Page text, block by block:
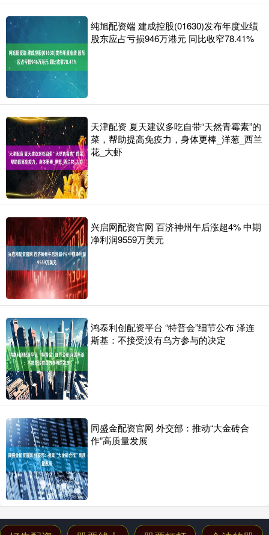
纯旭配资端 建成控股(01630)发布年度业绩
股东应占亏损946万港元 同比收窄78.41%
天津配资 夏天建议多吃自带“天然青霉素”的
菜，帮助提高免疫力，身体更棒_洋葱_西兰
花_大虾
兴启网配资官网 百济神州午后涨超4% 中期
净利润9559万美元
鸿泰利创配资平台 “特普会”细节公布 泽连
斯基：不接受没有乌方参与的决定
同盛金配资官网 外交部：推动“大金砖合
作”高质量发展